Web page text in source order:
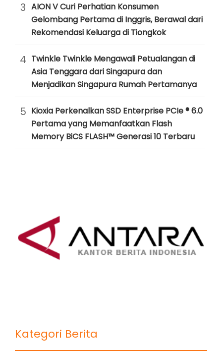
3 AION V Curi Perhatian Konsumen
Gelombang Pertama di Inggris, Berawal dari
Rekomendasi Keluarga di Tiongkok
4 Twinkle Twinkle Mengawali Petualangan di
Asia Tenggara dari Singapura dan
Menjadikan Singapura Rumah Pertamanya
5 Kioxia Perkenalkan SSD Enterprise PCIe ® 6.0
Pertama yang Memanfaatkan Flash
Memory BiCS FLASH™ Generasi 10 Terbaru
Kategori Berita